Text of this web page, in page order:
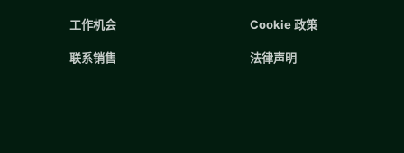
工作机会
联系销售
Cookie 政策
法律声明